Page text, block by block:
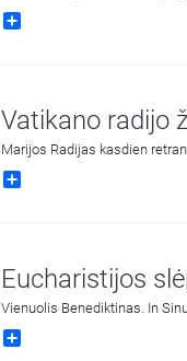
Share
Vatikano radijo
Marijos Radijas kasdien
Share
Eucharistijos
Share